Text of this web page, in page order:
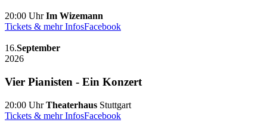
20:00 UhrIm Wizemann
Tickets & mehr InfosFacebook
16.September
2026
Vier Pianisten - Ein Konzert
20:00 UhrTheaterhaus Stuttgart
Tickets & mehr InfosFacebook